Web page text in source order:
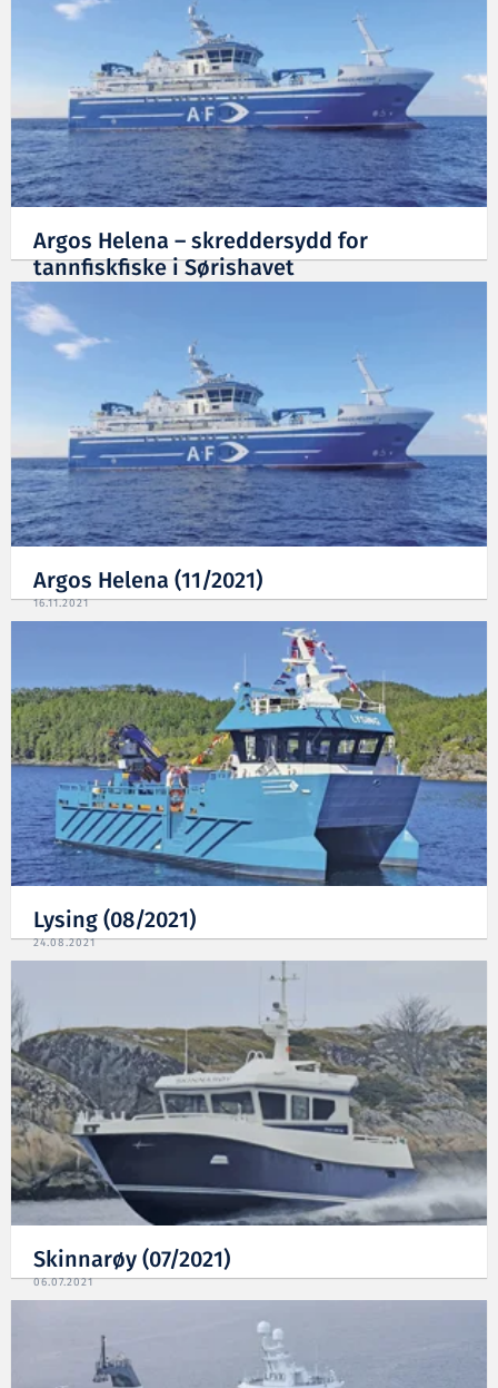
Argos Helena – skreddersydd for
tannfiskfiske i Sørishavet
Argos Helena (11/2021)
16.11.2021
Lysing (08/2021)
24.08.2021
Skinnarøy (07/2021)
06.07.2021